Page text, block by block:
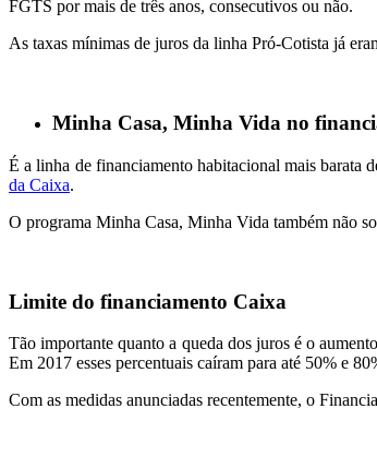
FGTS por mais de três anos, consecutivos ou não.
As taxas mínimas de juros da linha Pró-Cotista já
Minha Casa, Minha Vida no
É a linha de financiamento habitacional mais barata
da Caixa.
O programa Minha Casa, Minha Vida também não
Limite do financiamento Caixa
Tão importante quanto a queda dos juros é o
Em 2017 esses percentuais caíram para até 50% e
Com as medidas anunciadas recentemente, o